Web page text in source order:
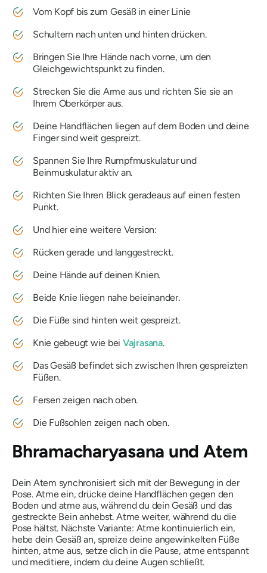
Vom Kopf bis zum Gesäß in einer Linie
Schultern nach unten und hinten drücken.
Bringen Sie Ihre Hände nach vorne, um den
Gleichgewichtspunkt zu finden.
Strecken Sie die Arme aus und richten Sie sie an
Ihrem Oberkörper aus.
Deine Handflächen liegen auf dem Boden und deine
Finger sind weit gespreizt.
Spannen Sie Ihre Rumpfmuskulatur und
Beinmuskulatur aktiv an.
Richten Sie Ihren Blick geradeaus auf einen festen
Punkt.
Und hier eine weitere Version:
Rücken gerade und langgestreckt.
Deine Hände auf deinen Knien.
Beide Knie liegen nahe beieinander.
Die Füße sind hinten weit gespreizt.
Knie gebeugt wie bei Vajrasana.
Das Gesäß befindet sich zwischen Ihren gespreizten
Füßen.
Fersen zeigen nach oben.
Die Fußsohlen zeigen nach oben.
Bhramacharyasana und Atem
Dein Atem synchronisiert sich mit der Bewegung in der
Pose. Atme ein, drücke deine Handflächen gegen den
Boden und atme aus, während du dein Gesäß und das
gestreckte Bein anhebst. Atme weiter, während du die
Pose hältst. Nächste Variante: Atme kontinuierlich ein,
hebe dein Gesäß an, spreize deine angewinkelten Füße
hinten, atme aus, setze dich in die Pause, atme entspannt
und meditiere, indem du deine Augen schließt.